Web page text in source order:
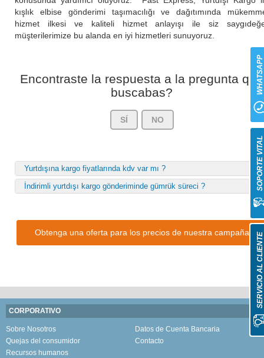
kışlık elbise gönderimi taşımacılığı ve dağıtımında
hizmet ilkesi ve kaliteli hizmet anlayışı ile siz
müşterilerimize bu alanda en iyi hizmetleri sunuyoruz.
Encontraste la respuesta a la pregunta que
buscabas?
SÍ NO
Yurtdışına kargo fiyatlarında kdv var mı ?
İndirimli yurtdışı kargo gönderiminde gümrük süreci ?
Obtenga una oferta para los precios de nuestra campaña
CORPORATIVO
Sobre Nosotros
Datos de Cuenta Bancaria
Quejas del consumidor
Contacto
Recursos humanos
SERVICIO AL CLIENTE
SOPORTE VITAL
WHATSAPP